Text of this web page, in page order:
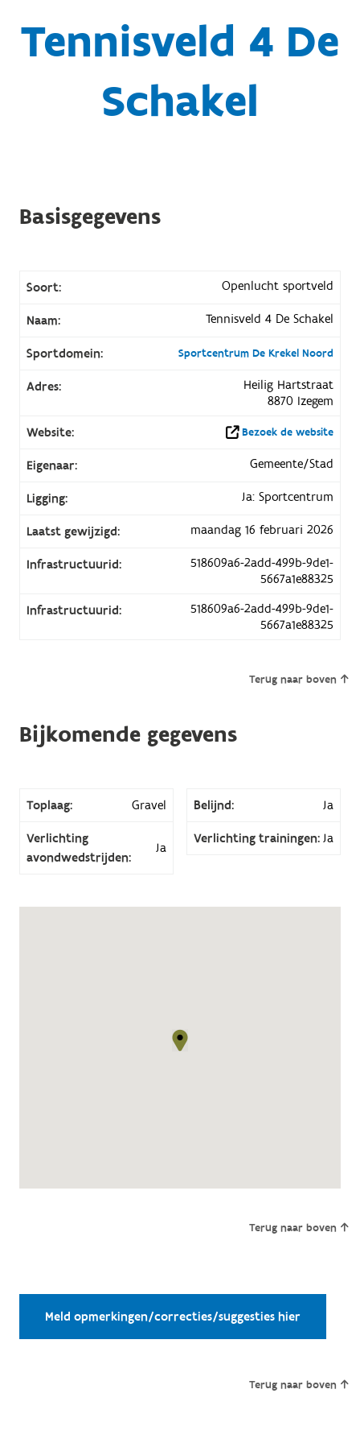
Tennisveld 4 De
Schakel
Basisgegevens
Soort: Openlucht sportveld
Naam: Tennisveld 4 De Schakel
Sportdomein: Sportcentrum De Krekel Noord
Adres:
Heilig Hartstraat
8870 Izegem
Website:
Bezoek de website
Eigenaar: Gemeente/Stad
Ligging: Ja: Sportcentrum
Laatst gewijzigd: maandag 16 februari 2026
Infrastructuurid:
518609a6-2add-499b-9de1-
5667a1e88325
Infrastructuurid:
518609a6-2add-499b-9de1-
5667a1e88325
Terug naar boven
Bijkomende gegevens
Toplaag: Gravel Belijnd: Ja
Verlichting
avondwedstrijden:
Ja
Verlichting trainingen: Ja
Terug naar boven
Meld opmerkingen/correcties/suggesties hier
Terug naar boven